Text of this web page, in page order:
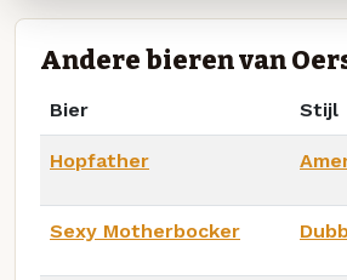
Andere bieren van
Bier Stijl
Hopfather
Sexy Motherbocker